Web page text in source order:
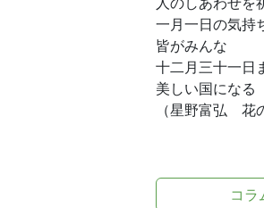
一月一日の気持
皆がみんな
十二月三十一日
美しい国になる
（星野富弘 花
コラ